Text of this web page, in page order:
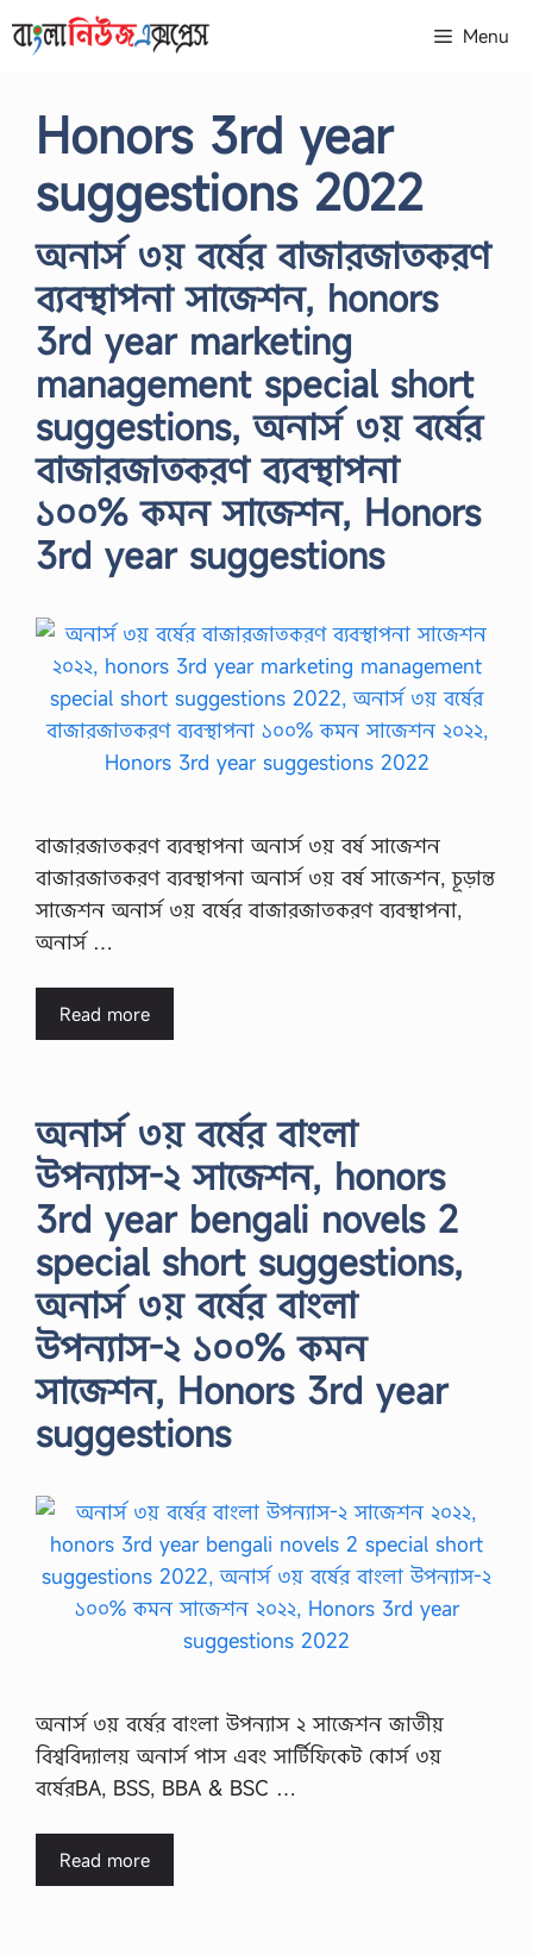
to
Menu
Honors 3rd year
suggestions 2022
অনার্স ৩য় বর্ষের বাজারজাতকরণ
ব্যবস্থাপনা সাজেশন, honors
3rd year marketing
management special short
suggestions, অনার্স ৩য় বর্ষের
বাজারজাতকরণ ব্যবস্থাপনা
১০০% কমন সাজেশন, Honors
3rd year suggestions
বাজারজাতকরণ ব্যবস্থাপনা অনার্স ৩য় বর্ষ সাজেশন
বাজারজাতকরণ ব্যবস্থাপনা অনার্স ৩য় বর্ষ সাজেশন, চূড়ান্ত
সাজেশন অনার্স ৩য় বর্ষের বাজারজাতকরণ ব্যবস্থাপনা,
অনার্স …
Read more
অনার্স ৩য় বর্ষের বাংলা
উপন্যাস-২ সাজেশন, honors
3rd year bengali novels 2
special short suggestions,
অনার্স ৩য় বর্ষের বাংলা
উপন্যাস-২ ১০০% কমন
সাজেশন, Honors 3rd year
suggestions
অনার্স ৩য় বর্ষের বাংলা উপন্যাস ২ সাজেশন জাতীয়
বিশ্ববিদ্যালয় অনার্স পাস এবং সার্টিফিকেট কোর্স ৩য়
বর্ষেরBA, BSS, BBA & BSC …
Read more